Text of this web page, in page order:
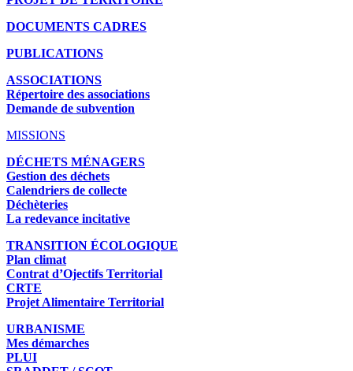
DOCUMENTS CADRES
PUBLICATIONS
ASSOCIATIONS
Répertoire des associations
Demande de subvention
MISSIONS
DÉCHETS MÉNAGERS
Gestion des déchets
Calendriers de collecte
Déchèteries
La redevance incitative
TRANSITION ÉCOLOGIQUE
Plan climat
Contrat d’Ojectifs Territorial
CRTE
Projet Alimentaire Territorial
URBANISME
Mes démarches
PLUI